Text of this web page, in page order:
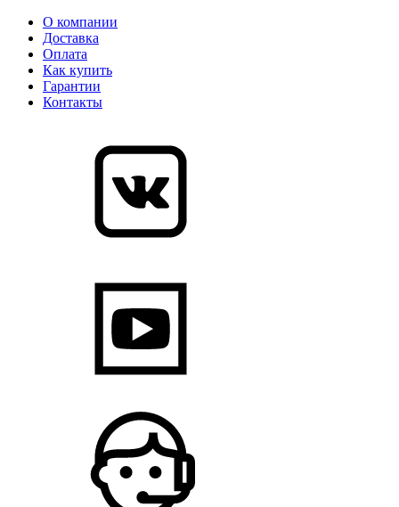
О компании
Доставка
Оплата
Как купить
Гарантии
Контакты